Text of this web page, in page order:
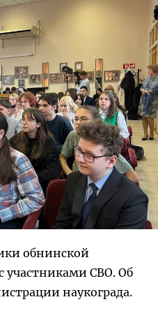
обнинской
участниками СВО. Об
наукограда.